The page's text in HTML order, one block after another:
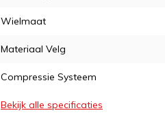
Wielmaat
Materiaal Velg
Compressie Systeem
Bekijk alle specificaties